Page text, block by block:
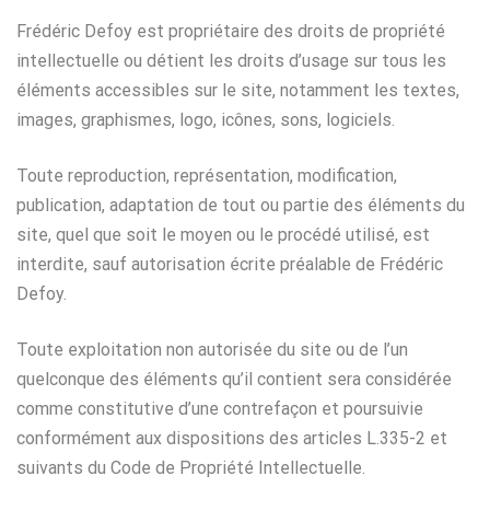
Frédéric Defoy est propriétaire des droits de propriété
intellectuelle ou détient les droits d’usage sur tous les
éléments accessibles sur le site, notamment les textes,
images, graphismes, logo, icônes, sons, logiciels.
Toute reproduction, représentation, modification,
publication, adaptation de tout ou partie des éléments du
site, quel que soit le moyen ou le procédé utilisé, est
interdite, sauf autorisation écrite préalable de Frédéric
Defoy.
Toute exploitation non autorisée du site ou de l’un
quelconque des éléments qu’il contient sera considérée
comme constitutive d’une contrefaçon et poursuivie
conformément aux dispositions des articles L.335-2 et
suivants du Code de Propriété Intellectuelle.